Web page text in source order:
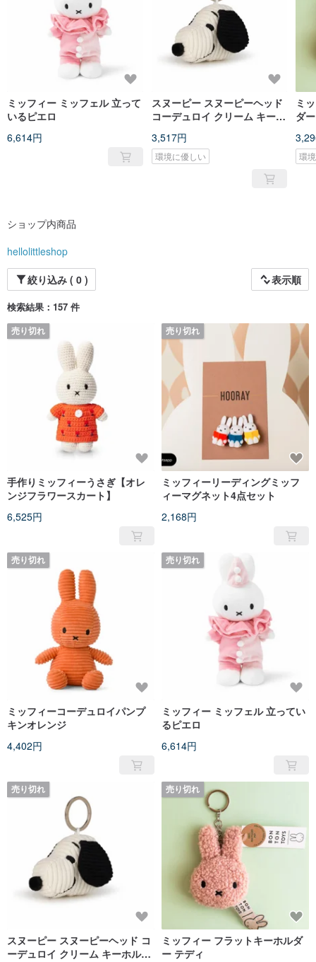
ミッフィー ミッフェル 立って
いるピエロ
6,614円
スヌーピー スヌーピーヘッド
コーデュロイ クリーム キーホ
3,517円
環境に優しい
ミ
ダ
環
ショップ内商品
hellolittleshop
絞り込み ( 0 )
表示順
検索結果：157 件
売り切れ
手作りミッフィーうさぎ【オレ
ンジフラワースカート】
6,525円
売り切れ
ミッフィーリーディングミッフ
ィーマグネット4点セット
2,168円
売り切れ
ミッフィーコーデュロイパンプ
キンオレンジ
4,402円
売り切れ
ミッフィー ミッフェル 立ってい
るピエロ
6,614円
売り切れ
スヌーピー スヌーピーヘッド コ
ーデュロイ クリーム キーホルダ
売り切れ
ミッフィー フラットキーホルダ
ー テディ